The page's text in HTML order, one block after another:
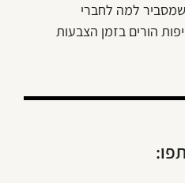
למה לחברי
הורים בזמן הצבעות